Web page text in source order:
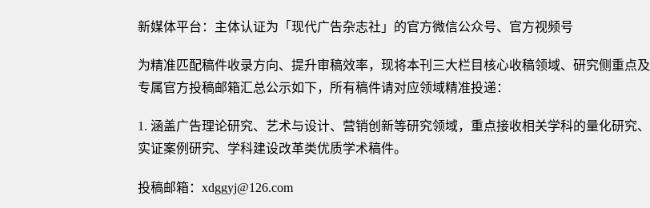
新媒体平台：主体认证为「现代广告杂志社」的官方微信公众号、官方视频号
为精准匹配稿件收录方向、提升审稿效率，现将本刊三大栏目核心收稿领域、研究侧重点及
专属官方投稿邮箱汇总公示如下，所有稿件请对应领域精准投递：
1. 涵盖广告理论研究、艺术与设计、营销创新等研究领域，重点接收相关学科的量化研究、
实证案例研究、学科建设改革类优质学术稿件。
投稿邮箱： xdggyj@126.com